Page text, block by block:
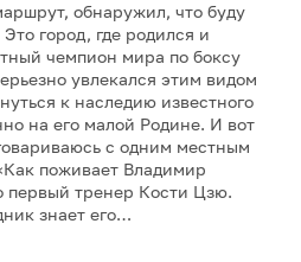
обнаружил, что буду
город, где родился и
чемпион мира по боксу
увлекался этим видом
к наследию известного
на его малой Родине. И вот
с одним местным
поживает Владимир
первый тренер Кости Цзю.
знает его…